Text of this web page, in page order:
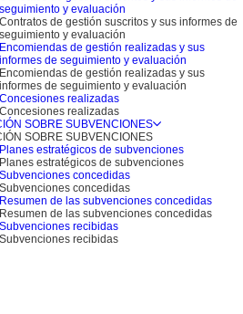
seguimiento y evaluación
Contratos de gestión suscritos y sus informes de
seguimiento y evaluación
Encomiendas de gestión realizadas y sus
informes de seguimiento y evaluación
Encomiendas de gestión realizadas y sus
informes de seguimiento y evaluación
Concesiones realizadas
Concesiones realizadas
SOBRE SUBVENCIONES
SOBRE SUBVENCIONES
Planes estratégicos de subvenciones
Planes estratégicos de subvenciones
Subvenciones concedidas
Subvenciones concedidas
Resumen de las subvenciones concedidas
Resumen de las subvenciones concedidas
Subvenciones recibidas
Subvenciones recibidas